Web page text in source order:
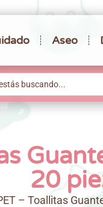
Aseo
20
– Toallitas